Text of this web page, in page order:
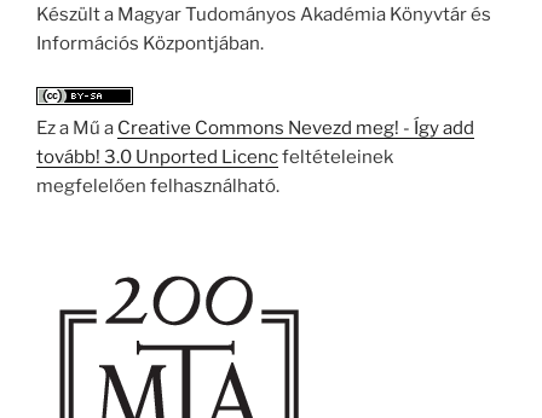
Készült a Magyar Tudományos Akadémia Könyvtár és
Információs Központjában.
Ez a Mű a Creative Commons Nevezd meg! - Így add
tovább! 3.0 Unported Licencfeltételeinek
megfelelően felhasználható.